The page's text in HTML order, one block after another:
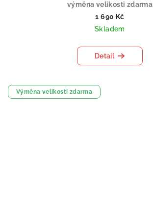
výměna velikosti zdarma
1 690 Kč
Skladem
Detail
Výměna velikosti zdarma